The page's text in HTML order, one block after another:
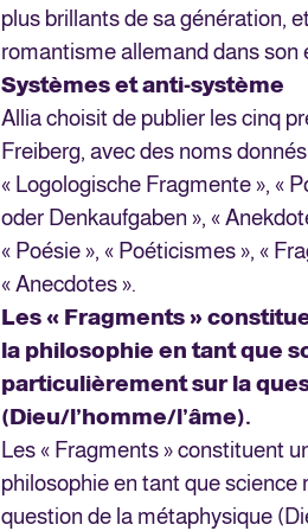
plus brillants de sa génération,
romantisme allemand dans son
Systèmes et anti-système
Allia choisit de publier les cinq
Freiberg, avec des noms
« Logologische Fragmente », «
oder Denkaufgaben », «
« Poésie », « Poéticismes », «
« Anecdotes ».
Les « Fragments »
la philosophie en tant que
particulièrement sur la
(Dieu/l’homme/l’âme).
Les « Fragments » constituent
philosophie en tant que
question de la métaphysique